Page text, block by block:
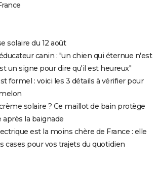
solaire du 12 août
canin : "un chien qui éternue n'est
un signe pour dire qu'il est heureux"
formel : voici les 3 détails à vérifier pour
solaire ? Ce maillot de bain protège
la baignade
est la moins chère de France : elle
cases pour vos trajets du quotidien